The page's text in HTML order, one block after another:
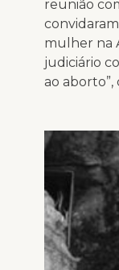
reunião
mulher na
judiciário
ao